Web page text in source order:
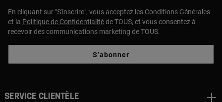
En cliquant sur "S'inscrire", vous acceptez les Conditions Générales
et la Politique de Confidentialitéde TOUS, et vous consentez à
recevoir des communications marketing de TOUS.
S’abonner
Service clientèle